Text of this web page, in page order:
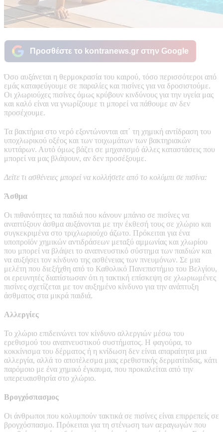
Προσθέστε το kontranews.gr στην Google
Όσο αυξάνεται η θερμοκρασία του καιρού, τόσο περισσότεροι από
εμάς καταφεύγουμε σε παραλίες και πισίνες για να δροσιστούμε.
Οι χλωριούχες πισίνες όμως κρύβουν κινδύνους για την υγεία μας
και καλό είναι να γνωρίζουμε τι μπορεί να πάθουμε αν δεν
προσέχουμε.
Τα βακτήρια στο νερό εξοντώνονται απ΄ τη χημική αντίδραση του
υποχλωρικού οξέος και των τοιχωμάτων των βακτηριακών
κυττάρων. Αυτό όμως βάζει σε μηχανισμό άλλες καταστάσεις που
μπορεί να μας βλάψουν, αν δεν προσέξουμε.
Δείτε τι ασθένειες μπορεί να κολλήσετε από το κολύμπι σε πισίνα:
Άσθμα
Οι πιθανότητες τα παιδιά που κάνουν μπάνιο σε πισίνες να
αναπτύξουν άσθμα αυξάνονται με την έκθεσή τους σε χλώριο και
συγκεκριμένα στο τριχλωριούχο άζωτο. Πρόκειται για ένα
υποπροϊόν χημικών αντιδράσεων μεταξύ αμμωνίας και χλωρίου
που μπορεί να βλάψει το αναπνευστικό σύστημα των παιδιών και
να αυξήσει τον κίνδυνο της ασθένειας των πνευμόνων. Σε μια
μελέτη που διεξήχθη από το Καθολικό Πανεπιστήμιο του Βελγίου,
οι ερευνητές διαπίστωσαν ότι η τακτική επίσκεψη σε χλωριωμένες
πισίνες σχετίζεται με τον αυξημένο κίνδυνο για την ανάπτυξη
άσθματος στα μικρά παιδιά.
Αλλεργίες
Το χλώριο επιδεινώνει τον κίνδυνο αλλεργιών μέσω του
ερεθισμού του αναπνευστικού συστήματος. Η φαγούρα, το
κοκκίνισμα του δέρματος ή η κνίδωση δεν είναι απαραίτητα μια
αλλεργία, αλλά το αποτέλεσμα μιας ερεθιστικής δερματίτιδας, κάτι
παρόμοιο με ένα χημικό έγκαυμα, που προκαλείται από την
υπερευαισθησία στο χλώριο.
Βρογχόσπασμος
Οι άνθρωποι που κολυμπούν τακτικά σε πισίνες είναι επιρρεπείς σε
βρογχόσπασμο. Πρόκειται για τη στένωση των αεραγωγών που